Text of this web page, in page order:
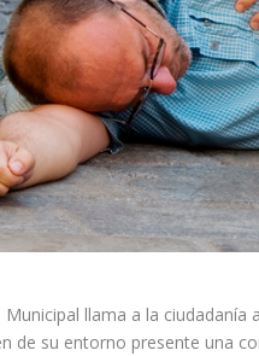
Municipal llama a la
de su entorno presente una